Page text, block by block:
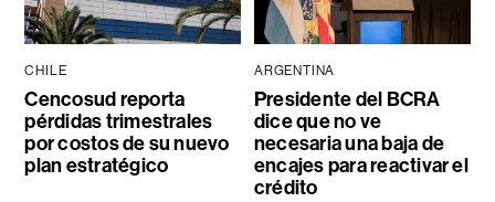
CHILE
Cencosud reporta
pérdidas trimestrales
por costos de su nuevo
plan estratégico
ARGENTINA
Presidente del BCRA
dice que no ve
necesaria una baja de
encajes para reactivar el
crédito